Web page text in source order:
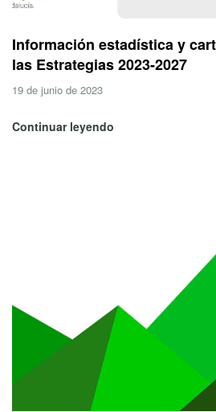
Información estadística y
las Estrategias 2023-2027
19 de junio de 2023
Continuar leyendo